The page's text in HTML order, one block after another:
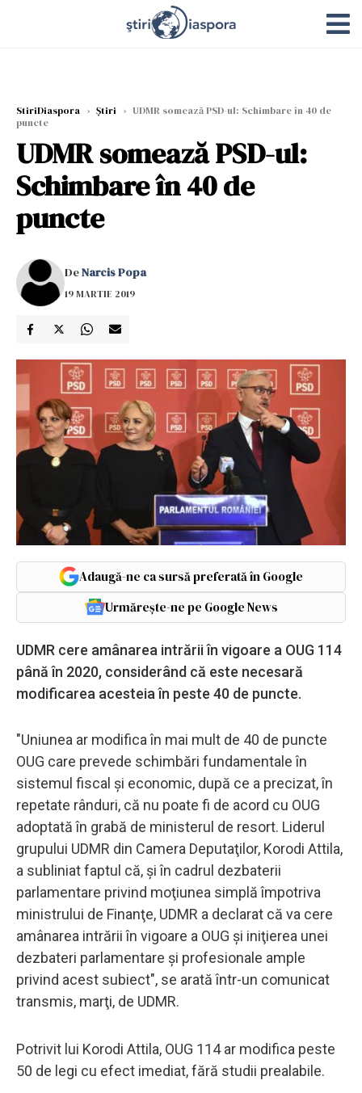
StiriDiaspora › Știri › UDMR somează PSD-ul: Schimbare în 40 de
puncte
UDMR somează PSD-ul:
Schimbare în 40 de
puncte
DeNarcis Popa
19 MARTIE 2019
Adaugă-ne ca sursă preferată în Google
Urmărește-ne pe Google News
UDMR cere amânarea intrării în vigoare a OUG 114
până în 2020, considerând că este necesară
modificarea acesteia în peste 40 de puncte.
"Uniunea ar modifica în mai mult de 40 de puncte
OUG care prevede schimbări fundamentale în
sistemul fiscal şi economic, după ce a precizat, în
repetate rânduri, că nu poate fi de acord cu OUG
adoptată în grabă de ministerul de resort. Liderul
grupului UDMR din Camera Deputaţilor, Korodi Attila,
a subliniat faptul că, şi în cadrul dezbaterii
parlamentare privind moţiunea simplă împotriva
ministrului de Finanţe, UDMR a declarat că va cere
amânarea intrării în vigoare a OUG şi iniţierea unei
dezbateri parlamentare şi profesionale ample
privind acest subiect", se arată într-un comunicat
transmis, marţi, de UDMR.
Potrivit lui Korodi Attila, OUG 114 ar modifica peste
50 de legi cu efect imediat, fără studii prealabile.